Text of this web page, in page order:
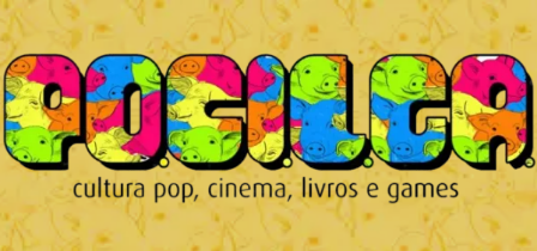
Ir
para
o
conteúdo